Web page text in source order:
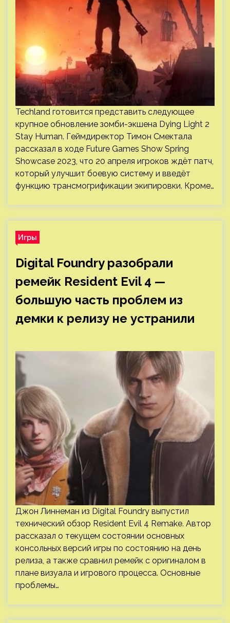
Techland готовится представить следующее
крупное обновление зомби-экшена Dying Light 2
Stay Human. Геймдиректор Тимон Смектала
рассказал в ходе Future Games Show Spring
Showcase 2023, что 20 апреля игроков ждёт патч,
который улучшит боевую систему и введёт
функцию трансмогрификации экипировки. Кроме…
Игры
Digital Foundry разобрали
ремейк Resident Evil 4 —
большую часть проблем из
демки к релизу не устранили
Джон Линнеман из Digital Foundry выпустил
технический обзор Resident Evil 4 Remake. Автор
рассказал о текущем состоянии основных
консольных версий игры по состоянию на день
релиза, а также сравнил ремейк с оригиналом в
плане визуала и игрового процесса. Основные
проблемы…